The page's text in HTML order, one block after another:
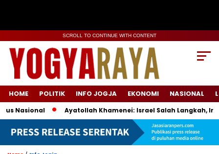
SCROLL TO CONTINUE WITH CONTENT
HOME POLITIK INFO JOGJA EKONOMI NASIONAL
Nasional Ayatollah Khamenei: Israel Salah Langkah, Iran